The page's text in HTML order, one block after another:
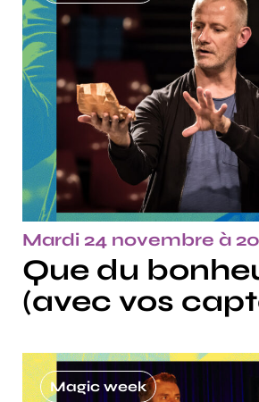
Mardi 24 novembre à
Que du
(avec vos
Magic week